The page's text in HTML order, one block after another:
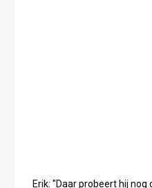
Erik: "Daar probeert hij